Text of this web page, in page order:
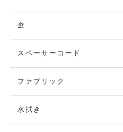
蚕
スペーサーコード
ファブリック
水拭き